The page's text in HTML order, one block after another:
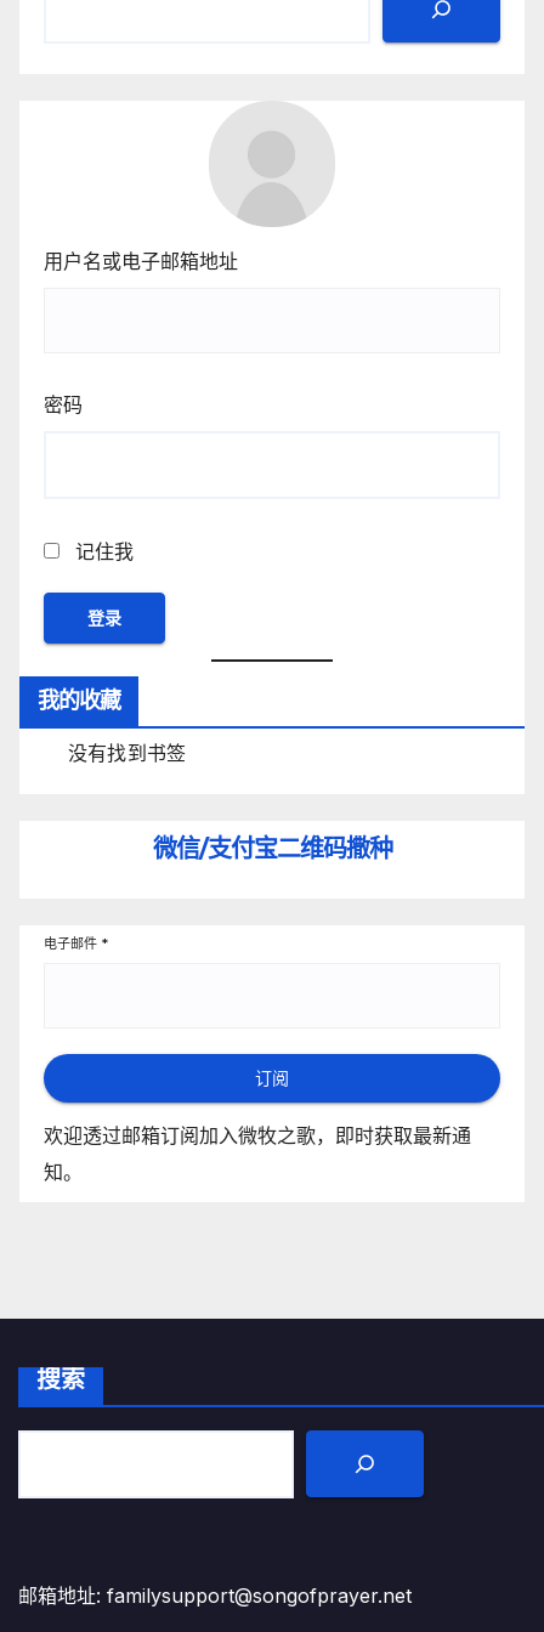
用户名或电子邮箱地址
密码
记住我
我的收藏
没有找到书签
微信/支付宝二维码撒种
电子邮件 *
订阅
欢迎透过邮箱订阅加入微牧之歌，即时获取最新通
知。
搜索
邮箱地址: familysupport@songofprayer.net